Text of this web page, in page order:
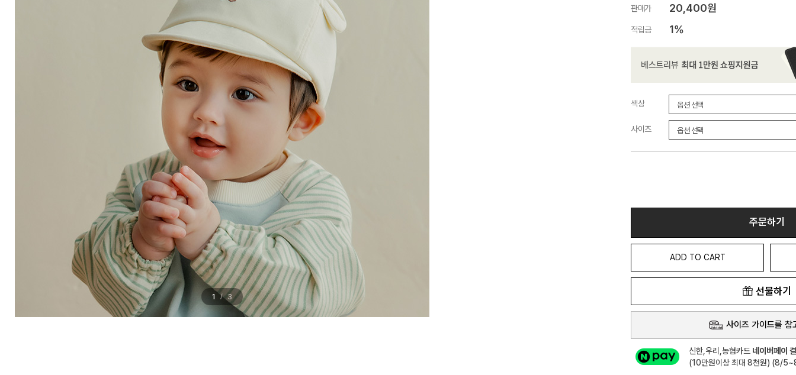
1 / 3
판매가 20,400원
적립금 1%
색상
사이즈
주문하기
ADD TO CART
선물하기
사이즈 가이드를 참
신한,우리,농협카드 네이버페이
(10만원이상 최대 8천원) (8/